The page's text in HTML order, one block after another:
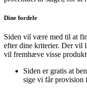
Dine fordele
Siden vil være med til at
efter dine kriterier. Der vil
vil fremhæve visse
Siden er gratis at
sige vi får provision